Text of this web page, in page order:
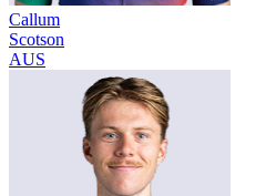
Callum
Scotson
AUS